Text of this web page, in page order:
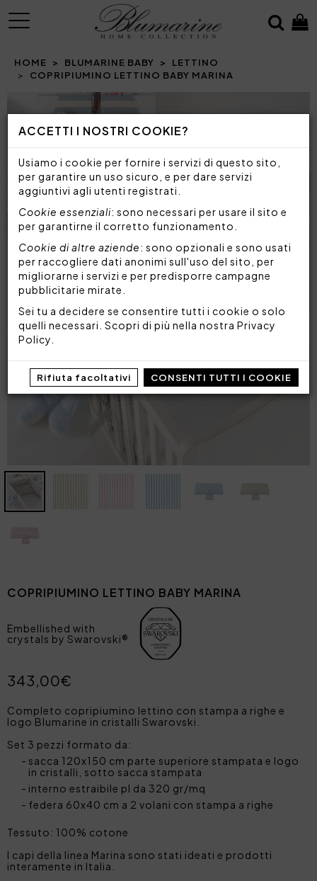
ACCETTI I NOSTRI COOKIE?
Usiamo i cookie per fornire i servizi di questo sito,
per garantire un uso sicuro, e per dare servizi
aggiuntivi agli utenti registrati.
Cookie essenziali: sono necessari per usare il sito e
per garantirne il corretto funzionamento.
Cookie di altre aziende: sono opzionali e sono usati
per raccogliere dati anonimi sull'uso del sito, per
migliorarne i servizi e per predisporre campagne
pubblicitarie mirate.
Sei tu a decidere se consentire tutti i cookie o solo
quelli necessari. Scopri di più nella nostra Privacy
Policy
Rifiuta facoltativi CONSENTI TUTTI I COOKIE
MENU
HOME BLUMARINE BABY
LETTINO
COPRIPIUMINO LETTINO BABY MARINA
Prev
COPRIPIUMINO LETTINO BABY MARINA
Embellished with
crystals by Swarovski®
343,00€
Completo copripiumino lettino con stampa a righe e
logo Blumarine in cristalli Swarovski.
Set 3 pezzi formato da:
sacca 120x150 cm parte superiore stampata e logo
in cristalli, sotto sacca stampata
interno estraibile pl da 320 gr/mq
federa 60x40 cm a 2 volani con stampa a righe
Tessuto: 100% cotone
I capi della linea Marina sono stati ideati e prodotti
interamente in Italia.